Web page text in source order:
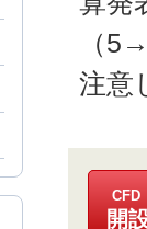
（
注意
CFD
開